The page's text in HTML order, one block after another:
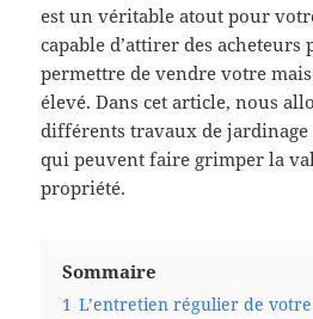
est un véritable atout pour
capable d’attirer des acheteurs
permettre de vendre votre
élevé. Dans cet article, nous
différents travaux de jardinage
qui peuvent faire grimper la
propriété.
Sommaire
1 L’entretien régulier de